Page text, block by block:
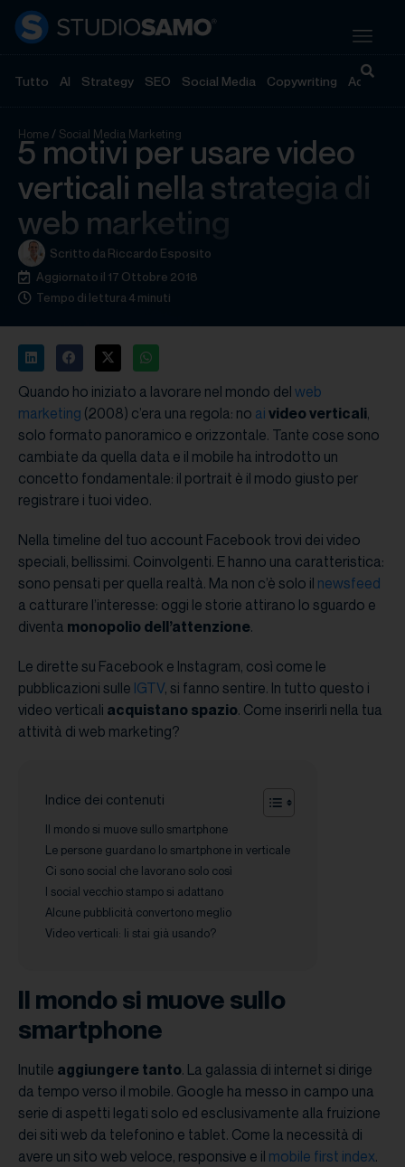
Tutto AI Strategy SEO Social Media Copywriting
Home/ Social Media Marketing
5 motivi per usare video
verticali nella strategia di
web marketing
Scritto da Riccardo Esposito
Aggiornato il 17 Ottobre 2018
Tempo di lettura 4 minuti
Quando ho iniziato a lavorare nel mondo del web
marketing (2008) c’era una regola: no ai video verticali,
solo formato panoramico e orizzontale. Tante cose sono
cambiate da quella data e il mobile ha introdotto un
concetto fondamentale: il portrait è il modo giusto per
registrare i tuoi video.
Nella timeline del tuo account Facebook trovi dei video
speciali, bellissimi. Coinvolgenti. E hanno una caratteristica:
sono pensati per quella realtà. Ma non c’è solo il newsfeed
a catturare l’interesse: oggi le storie attirano lo sguardo e
diventa monopolio dell’attenzione.
Le dirette su Facebook e Instagram, così come le
pubblicazioni sulle IGTV, si fanno sentire. In tutto questo i
video verticali acquistano spazio. Come inserirli nella tua
attività di web marketing?
Indice dei contenuti
Il mondo si muove sullo smartphone
Le persone guardano lo smartphone in verticale
Ci sono social che lavorano solo così
I social vecchio stampo si adattano
Alcune pubblicità convertono meglio
Video verticali: li stai già usando?
Il mondo si muove sullo
smartphone
Inutile aggiungere tanto. La galassia di internet si dirige
da tempo verso il mobile. Google ha messo in campo una
serie di aspetti legati solo ed esclusivamente alla fruizione
dei siti web da telefonino e tablet. Come la necessità di
avere un sito web veloce, responsive e il mobile first index.